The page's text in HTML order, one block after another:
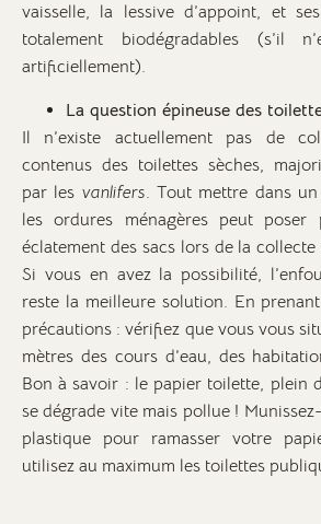
vaisselle, la lessive d’appoint, et
totalement biodégradables (s’il
artificiellement).
La question épineuse des
Il n’existe actuellement pas de
contenus des toilettes sèches,
par les vanlifers. Tout mettre dans
les ordures ménagères peut poser
éclatement des sacs lors de la
Si vous en avez la possibilité,
reste la meilleure solution. En
précautions : vérifiez que vous vous
mètres des cours d’eau, des
Bon à savoir : le papier toilette, plein
se dégrade vite mais pollue !
plastique pour ramasser votre
utilisez au maximum les toilettes